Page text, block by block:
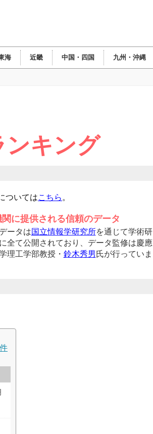
海 近畿 中国・四国 九州・沖縄
ンキング
ついてはこちら 。
に提供される信頼のデータ
ータは国立情報学研究所を通じて学術研
全て公開されており、データ監修は慶應
理工学部教授・ 鈴木秀男 氏が行っていま